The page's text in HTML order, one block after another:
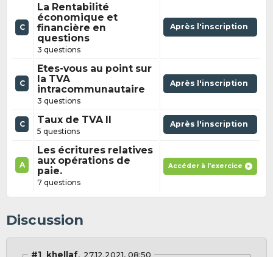
C
La Rentabilité
économique et
financière en
questions
3 questions
Après l'inscription
C
Etes-vous au point sur
la TVA
intracommunautaire
3 questions
Après l'inscription
C Taux de TVA II
5 questions
Après l'inscription
A
Les écritures relatives
aux opérations de
paie.
7 questions
Accéder à l'exercice
Discussion
#1 khellaf 27.12.2021, 08:50